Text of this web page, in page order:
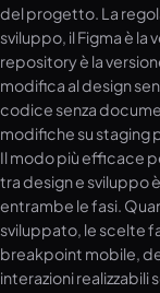
del progetto. La
sviluppo, il Figma è la
repository è la
modifica al design
codice senza
modifiche su staging
Il modo più efficace
tra design e sviluppo
entrambe le fasi.
sviluppato, le scelte
breakpoint mobile,
interazioni realizzabili